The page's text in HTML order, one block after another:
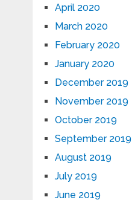
April 2020
March 2020
February 2020
January 2020
December 2019
November 2019
October 2019
September 2019
August 2019
July 2019
June 2019